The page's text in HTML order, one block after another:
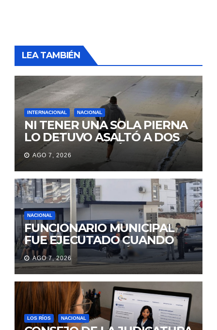
LEA TAMBIÉN
INTERNACIONAL NACIONAL
NI TENER UNA SOLA PIERNA
LO DETUVO ASALTÓ A DOS
MUJERES Y HUYÓ
BRINCANDO.
AGO 7, 2026
NACIONAL
FUNCIONARIO MUNICIPAL
FUE EJECUTADO CUANDO
IBA A UNA REUNIÓN DE
TRABAJO EN MANTA
AGO 7, 2026
LOS RÍOS NACIONAL